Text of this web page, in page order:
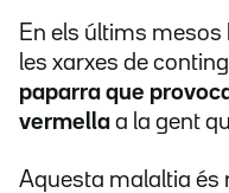
En els últims
les xarxes de
paparra que
vermella a la gent
Aquesta malaltia és